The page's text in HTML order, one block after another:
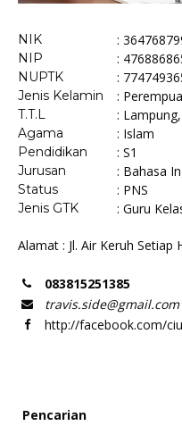
NIK :
NIP :
NUPTK :
Jenis Kelamin :
T.T.L :
Agama : Islam
Pendidikan : S1
Jurusan : Bahasa
Status : PNS
Jenis GTK : Guru
Alamat : Jl. Air Keruh Setiap
083815251385
travis.side@gmail.com
http://facebook.com/
Pencarian